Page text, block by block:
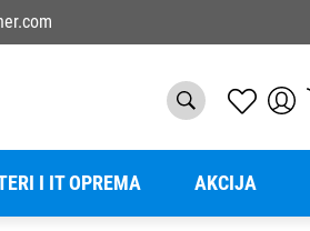
I IT OPREMA AKCIJA